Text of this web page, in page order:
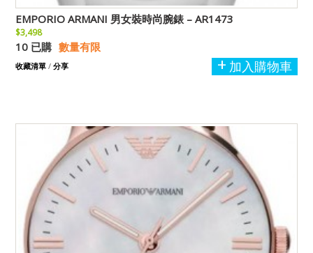
EMPORIO ARMANI 男女裝時尚腕錶 – AR1473
$3,498
10 已購 數量有限
加入購物車
收藏清單 / 分享